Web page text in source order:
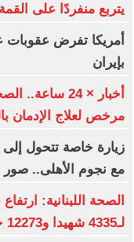
يتربع منفردًا على القمة
أمريكا تفرض
بإيران
مرخص لعلاج الإدمان
زيارة خاصة تتحول
مع نجوم الأهلى.. صور
الصحة اللبنانية:
لـ4335 شهيدا و12273 جريحا حتى 7 أغسطس